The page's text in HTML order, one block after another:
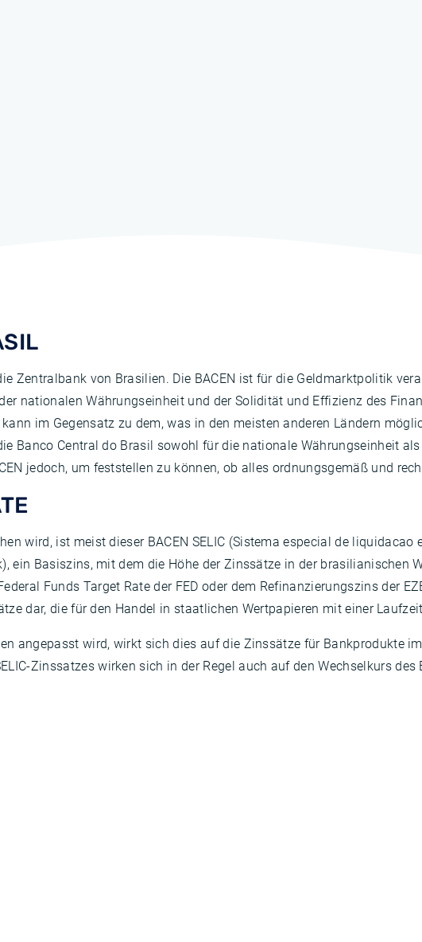
Zentralbank von Brasilien. Die BACEN ist für die Geldmarktpolitik
nationalen Währungseinheit und der Solidität und Effizienz des
im Gegensatz zu dem, was in den meisten anderen Ländern
Banco Central do Brasil sowohl für die nationale Währungseinheit
jedoch, um feststellen zu können, ob alles ordnungsgemäß und
wird, ist meist dieser BACEN SELIC (Sistema especial de
ein Basiszins, mit dem die Höhe der Zinssätze in der brasilianischen
Funds Target Rate der FED oder dem Refinanzierungszins der
dar, die für den Handel in staatlichen Wertpapieren mit einer
angepasst wird, wirkt sich dies auf die Zinssätze für Bankprodukte
Zinssatzes wirken sich in der Regel auch auf den Wechselkurs